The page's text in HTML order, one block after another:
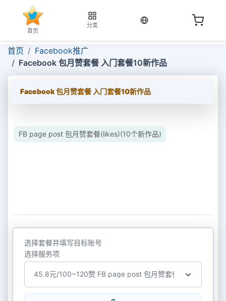
首页
分类
当前语言：中文
首页
Facebook推广
Facebook 包月赞套餐 入门套餐10新作品
Facebook 包月赞套餐 入门套餐10新作品
FB page post 包月赞套餐(likes)(10个新作品)
选择套餐并填写目标账号
选择服务项